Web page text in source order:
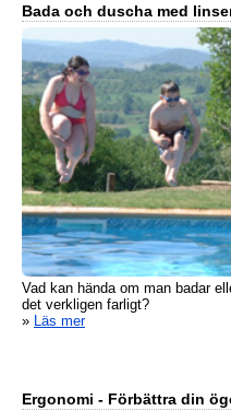
Bada och duscha med
Vad kan hända om man badar
det verkligen farligt?
» Läs mer
Ergonomi - Förbättra din